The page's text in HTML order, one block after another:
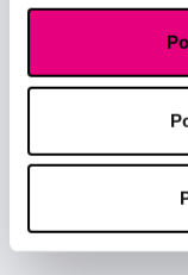
Chci dostávat